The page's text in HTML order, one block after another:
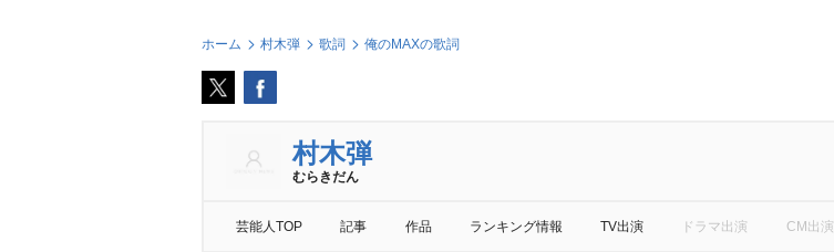
ホーム 村木弾 歌詞 俺のMAXの歌詞
村木弾
むらきだん
芸能人TOP 記事 作品 ランキング情報 TV出演 ドラマ出演 CM出演